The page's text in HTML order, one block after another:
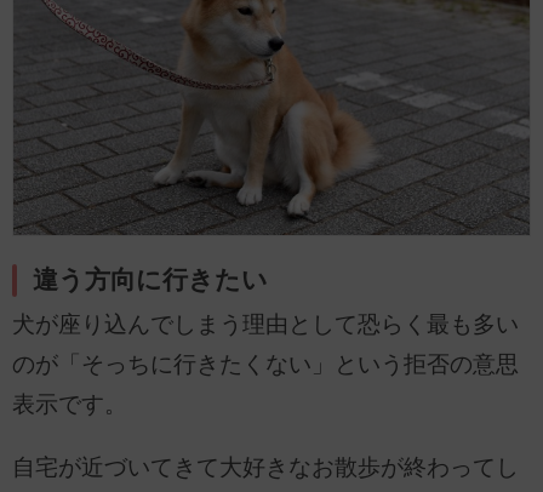
違う方向に行きたい
犬が座り込んでしまう理由として恐らく最も多い
のが「そっちに行きたくない」という拒否の意思
表示です。
自宅が近づいてきて大好きなお散歩が終わってし